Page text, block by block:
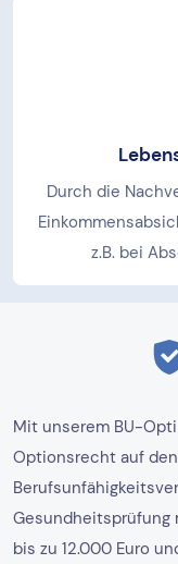
Durch die
z.B. bei
Mit unserem BU-
Optionsrecht auf
Gesundheitsprüfung
bis zu 12.000 Euro